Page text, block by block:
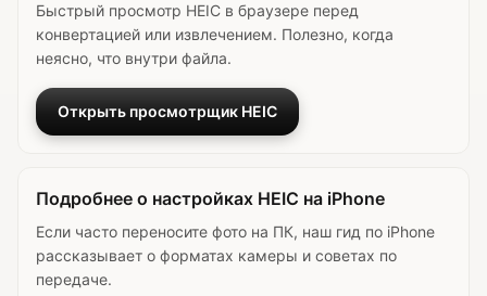
Быстрый просмотр HEIC в браузере перед
конвертацией или извлечением. Полезно, когда
неясно, что внутри файла.
Открыть просмотрщик HEIC
Подробнее о настройках HEIC на iPhone
Если часто переносите фото на ПК, наш гид по iPhone
рассказывает о форматах камеры и советах по
передаче.